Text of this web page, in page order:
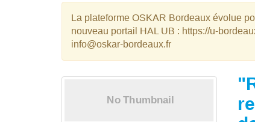
La plateforme OSKAR Bordeaux évolue
nouveau portail HAL UB : https://u-
info@oskar-bordeaux.fr